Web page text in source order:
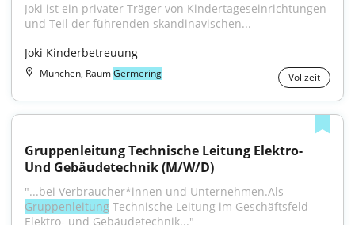
Joki ist ein privater Träger von Kindertageseinrichtungen
und Teil der führenden skandinavischen...
Joki Kinderbetreuung
München, RaumGermering Vollzeit
Gruppenleitung Technische Leitung Elektro-
Und Gebäudetechnik (M/W/D)
Gruppenleitung Technische Leitung im Geschäftsfeld
Elektro- und Gebäudetechnik..."